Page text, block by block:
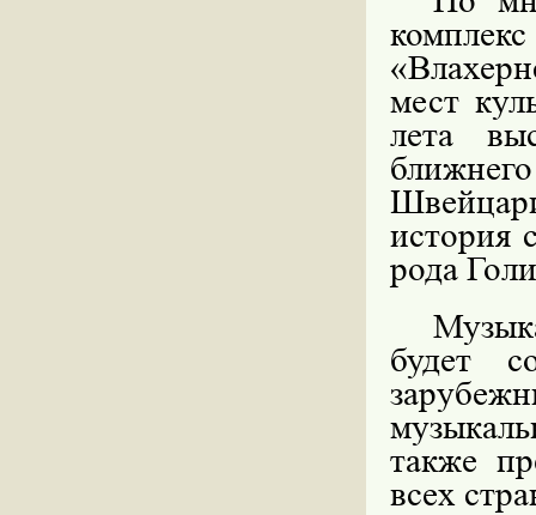
мест
лета
история
рода
будет
также
всех